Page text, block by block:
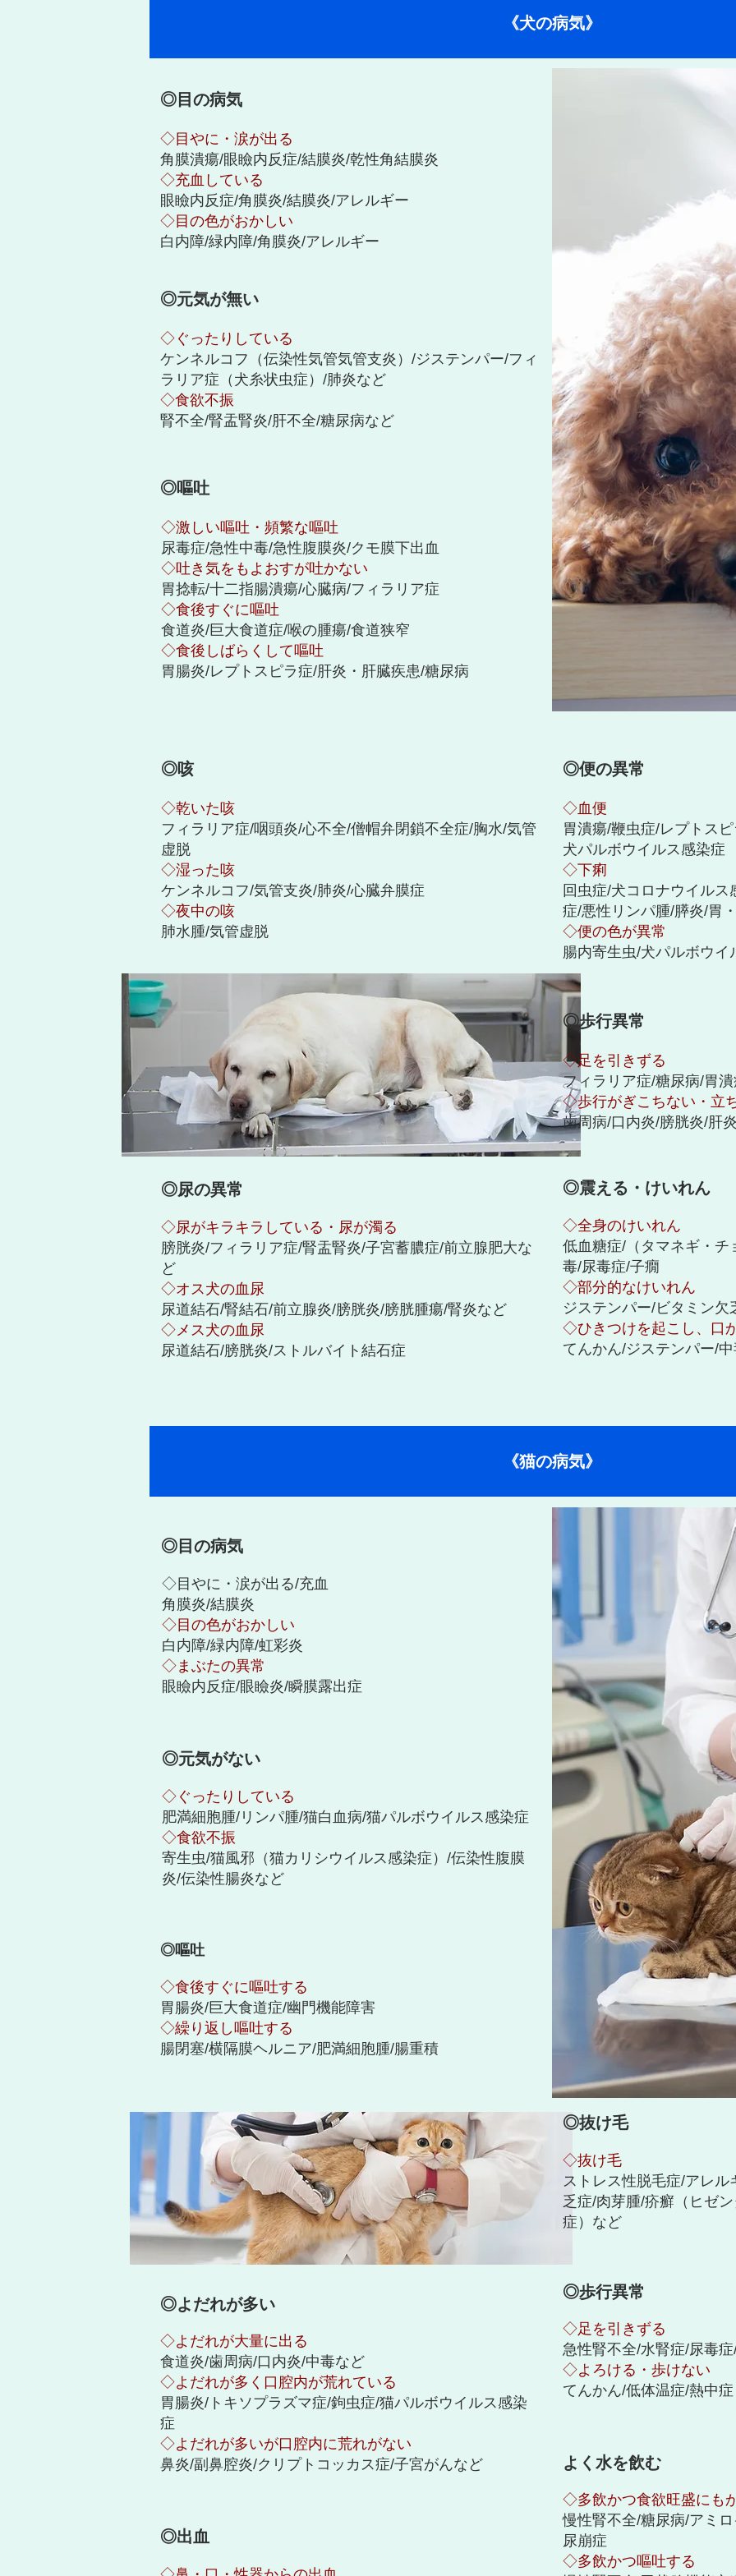
《犬の病気》
◎目の病気
◇目やに・涙が出る
角膜潰瘍/眼瞼内反症/結膜炎/乾性角結膜炎
◇充血している
眼瞼内反症/角膜炎/結膜炎/アレルギー
◇目の色がおかしい
白内障/緑内障/角膜炎/アレルギー
◎元気が無い
◇ぐったりしている
ケンネルコフ（伝染性気管気管支炎）/ジステンパー/フィ
ラリア症（犬糸状虫症）/肺炎など
◇食欲不振
腎不全/腎盂腎炎/肝不全/糖尿病など
◎嘔吐
◇激しい嘔吐・頻繁な嘔吐
尿毒症/急性中毒/急性腹膜炎/クモ膜下出血
◇吐き気をもよおすが吐かない
胃捻転/十二指腸潰瘍/心臓病/フィラリア症
◇食後すぐに嘔吐
食道炎/巨大食道症/喉の腫瘍/食道狭窄
◇食後しばらくして嘔吐
胃腸炎/レプトスピラ症/肝炎・肝臓疾患/糖尿病
◎咳
◇乾いた咳
フィラリア症/咽頭炎/心不全/僧帽弁閉鎖不全症/胸水/気管
虚脱
◇湿った咳
ケンネルコフ/気管支炎/肺炎/心臓弁膜症
◇夜中の咳
肺水腫/気管虚脱
◎尿の異常
◇尿がキラキラしている・尿が濁る
膀胱炎/フィラリア症/腎盂腎炎/子宮蓄膿症/前立腺肥大な
ど
◇オス犬の血尿
尿道結石/腎結石/前立腺炎/膀胱炎/膀胱腫瘍/腎炎など
◇メス犬の血尿
尿道結石/膀胱炎/ストルバイト結石症
◎便の異常
◇血便
胃潰瘍/鞭虫症/レプトス
犬パルボウイルス感染症
◇下痢
回虫症/犬コロナウイル
症/悪性リンパ腫/膵炎/胃
◇便の色が異常
腸内寄生虫/犬パルボウ
◎歩行異常
◇足を引きずる
フィラリア症/糖尿病/胃
◇歩行がぎこちない・立
歯周病/口内炎/膀胱炎/肝
◎震える・けいれん
◇全身のけいれん
低血糖症/（タマネギ・チ
毒/尿毒症/子癇
◇部分的なけいれん
ジステンパー/ビタミン欠
◇ひきつけを起こし、口
てんかん/ジステンパー/
《猫の病気》
◎目の病気
◇目やに・涙が出る/充血
角膜炎/結膜炎
◇目の色がおかしい
白内障/緑内障/虹彩炎
◇まぶたの異常
眼瞼内反症/眼瞼炎/瞬膜露出症
◎元気がない
◇ぐったりしている
肥満細胞腫/リンパ腫/猫白血病/猫パルボウイルス感染症
◇食欲不振
寄生虫/猫風邪（猫カリシウイルス感染症）/伝染性腹膜
炎/伝染性腸炎など
◎嘔吐
◇食後すぐに嘔吐する
胃腸炎/巨大食道症/幽門機能障害
◇繰り返し嘔吐する
腸閉塞/横隔膜ヘルニア/肥満細胞腫/腸重積
◎よだれが多い
◇よだれが大量に出る
食道炎/歯周病/口内炎/中毒など
◇よだれが多く口腔内が荒れている
胃腸炎/トキソプラズマ症/鉤虫症/猫パルボウイルス感染
症
◇よだれが多いが口腔内に荒れがない
鼻炎/副鼻腔炎/クリプトコッカス症/子宮がんなど
◎出血
◎抜け毛
◇抜け毛
ストレス性脱毛症/アレ
乏症/肉芽腫/疥癬（ヒゼ
症）など
◎歩行異常
◇足を引きずる
急性腎不全/水腎症/尿毒
◇よろける・歩けない
てんかん/低体温症/熱中症
よく水を飲む
◇多飲かつ食欲旺盛にも
慢性腎不全/糖尿病/アミ
尿崩症
◇多飲かつ嘔吐する